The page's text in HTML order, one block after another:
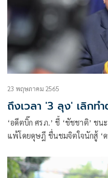
23 พฤษภาคม 2565
ถึงเวลา '3 ลุง' เลิกท
‘อดีตบิ๊ก ศรภ.’ ชี้ ‘ชัชชาติ’ ช
แพ้โดยดุษฎี ชื่นชมจิตใจนักสู้ ‘ดร